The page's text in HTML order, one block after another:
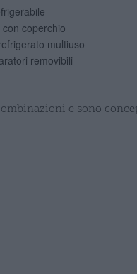
coperchio
multiuso
removibili
e sono